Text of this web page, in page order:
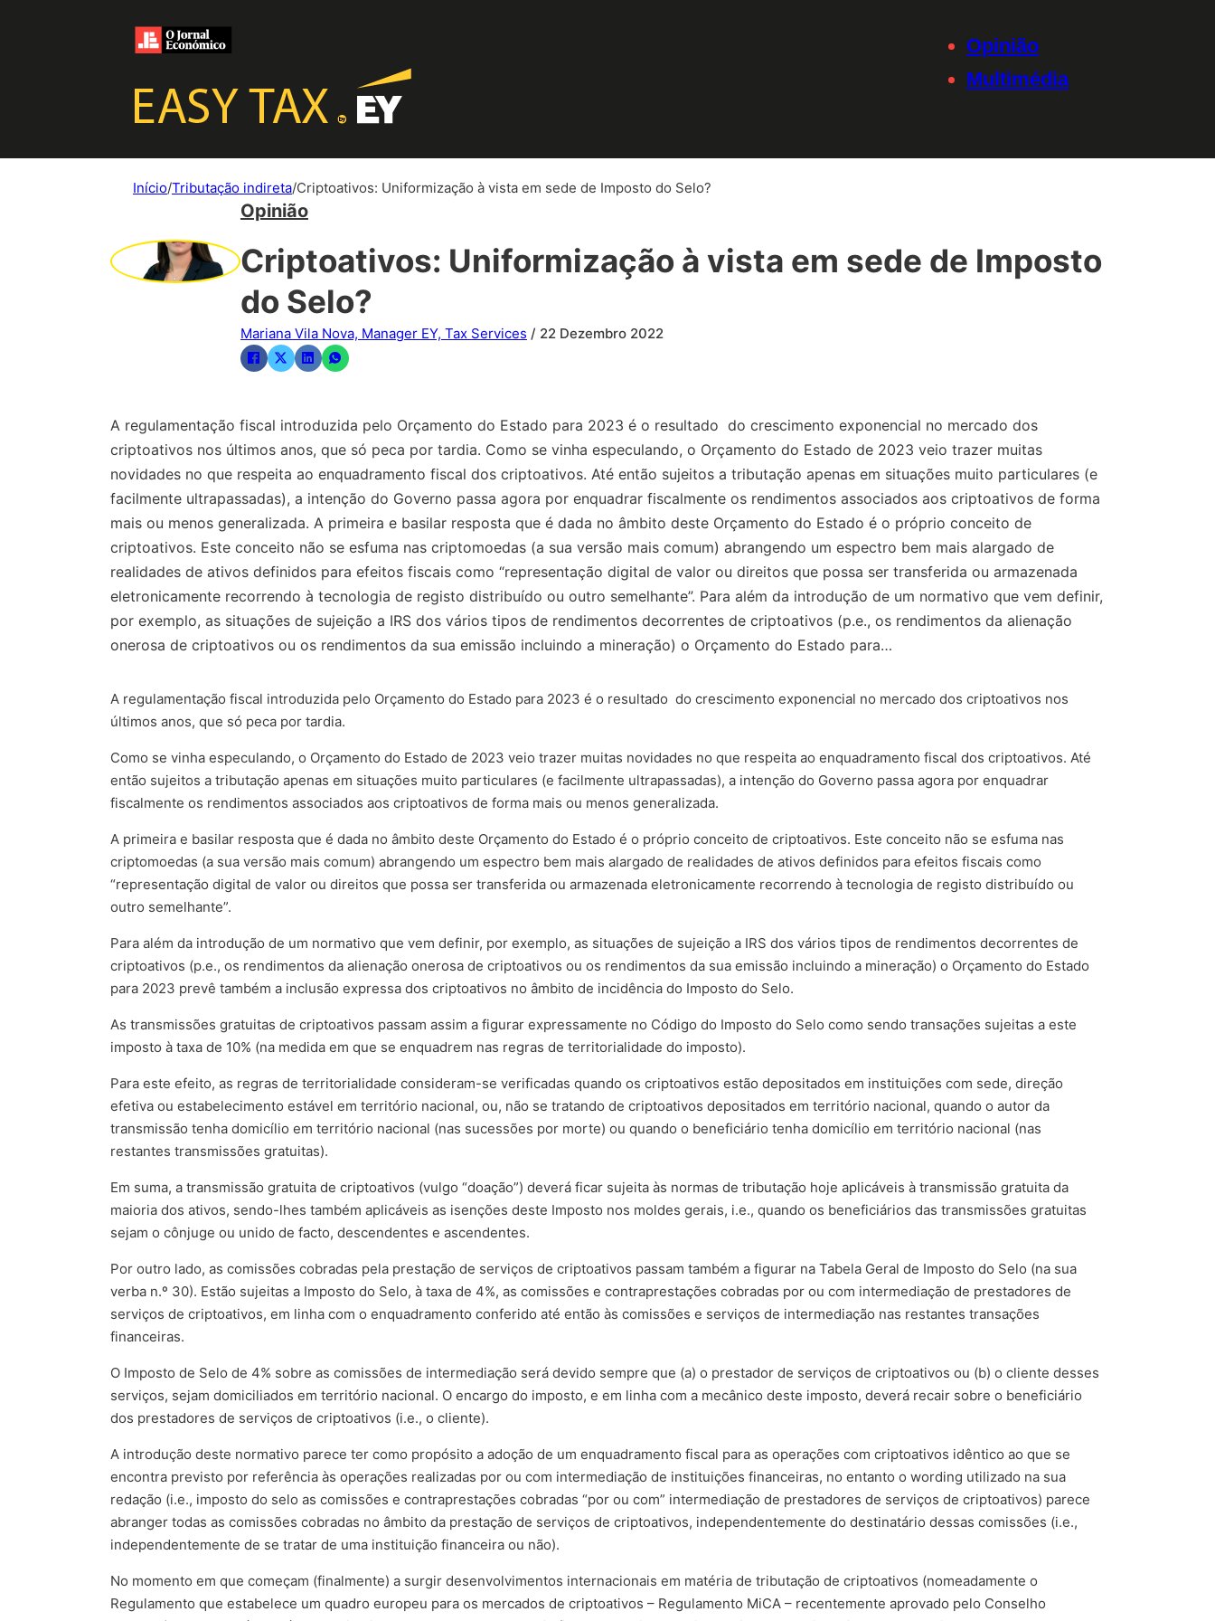
Opinião
Multimédia
Início/Tributação indireta/Criptoativos: Uniformização à vista em sede de Imposto do Selo?
Opinião
Criptoativos: Uniformização à vista em sede de Imposto
do Selo?
Mariana Vila Nova, Manager EY, Tax Services / 22 Dezembro 2022
A regulamentação fiscal introduzida pelo Orçamento do Estado para 2023 é o resultado do crescimento exponencial no mercado dos
criptoativos nos últimos anos, que só peca por tardia. Como se vinha especulando, o Orçamento do Estado de 2023 veio trazer muitas
novidades no que respeita ao enquadramento fiscal dos criptoativos. Até então sujeitos a tributação apenas em situações muito particulares (e
facilmente ultrapassadas), a intenção do Governo passa agora por enquadrar fiscalmente os rendimentos associados aos criptoativos de forma
mais ou menos generalizada. A primeira e basilar resposta que é dada no âmbito deste Orçamento do Estado é o próprio conceito de
criptoativos. Este conceito não se esfuma nas criptomoedas (a sua versão mais comum) abrangendo um espectro bem mais alargado de
realidades de ativos definidos para efeitos fiscais como “representação digital de valor ou direitos que possa ser transferida ou armazenada
eletronicamente recorrendo à tecnologia de registo distribuído ou outro semelhante”. Para além da introdução de um normativo que vem definir,
por exemplo, as situações de sujeição a IRS dos vários tipos de rendimentos decorrentes de criptoativos (p.e., os rendimentos da alienação
onerosa de criptoativos ou os rendimentos da sua emissão incluindo a mineração) o Orçamento do Estado para…
A regulamentação fiscal introduzida pelo Orçamento do Estado para 2023 é o resultado do crescimento exponencial no mercado dos criptoativos nos
últimos anos, que só peca por tardia.
Como se vinha especulando, o Orçamento do Estado de 2023 veio trazer muitas novidades no que respeita ao enquadramento fiscal dos criptoativos. Até
então sujeitos a tributação apenas em situações muito particulares (e facilmente ultrapassadas), a intenção do Governo passa agora por enquadrar
fiscalmente os rendimentos associados aos criptoativos de forma mais ou menos generalizada.
A primeira e basilar resposta que é dada no âmbito deste Orçamento do Estado é o próprio conceito de criptoativos. Este conceito não se esfuma nas
criptomoedas (a sua versão mais comum) abrangendo um espectro bem mais alargado de realidades de ativos definidos para efeitos fiscais como
“representação digital de valor ou direitos que possa ser transferida ou armazenada eletronicamente recorrendo à tecnologia de registo distribuído ou
outro semelhante”.
Para além da introdução de um normativo que vem definir, por exemplo, as situações de sujeição a IRS dos vários tipos de rendimentos decorrentes de
criptoativos (p.e., os rendimentos da alienação onerosa de criptoativos ou os rendimentos da sua emissão incluindo a mineração) o Orçamento do Estado
para 2023 prevê também a inclusão expressa dos criptoativos no âmbito de incidência do Imposto do Selo.
As transmissões gratuitas de criptoativos passam assim a figurar expressamente no Código do Imposto do Selo como sendo transações sujeitas a este
imposto à taxa de 10% (na medida em que se enquadrem nas regras de territorialidade do imposto).
Para este efeito, as regras de territorialidade consideram-se verificadas quando os criptoativos estão depositados em instituições com sede, direção
efetiva ou estabelecimento estável em território nacional, ou, não se tratando de criptoativos depositados em território nacional, quando o autor da
transmissão tenha domicílio em território nacional (nas sucessões por morte) ou quando o beneficiário tenha domicílio em território nacional (nas
restantes transmissões gratuitas).
Em suma, a transmissão gratuita de criptoativos (vulgo “doação”) deverá ficar sujeita às normas de tributação hoje aplicáveis à transmissão gratuita da
maioria dos ativos, sendo-lhes também aplicáveis as isenções deste Imposto nos moldes gerais, i.e., quando os beneficiários das transmissões gratuitas
sejam o cônjuge ou unido de facto, descendentes e ascendentes.
Por outro lado, as comissões cobradas pela prestação de serviços de criptoativos passam também a figurar na Tabela Geral de Imposto do Selo (na sua
verba n.º 30). Estão sujeitas a Imposto do Selo, à taxa de 4%, as comissões e contraprestações cobradas por ou com intermediação de prestadores de
serviços de criptoativos, em linha com o enquadramento conferido até então às comissões e serviços de intermediação nas restantes transações
financeiras.
O Imposto de Selo de 4% sobre as comissões de intermediação será devido sempre que (a) o prestador de serviços de criptoativos ou (b) o cliente desses
serviços, sejam domiciliados em território nacional. O encargo do imposto, e em linha com a mecânico deste imposto, deverá recair sobre o beneficiário
dos prestadores de serviços de criptoativos (i.e., o cliente).
A introdução deste normativo parece ter como propósito a adoção de um enquadramento fiscal para as operações com criptoativos idêntico ao que se
encontra previsto por referência às operações realizadas por ou com intermediação de instituições financeiras, no entanto o wording utilizado na sua
redação (i.e., imposto do selo as comissões e contraprestações cobradas “por ou com” intermediação de prestadores de serviços de criptoativos) parece
abranger todas as comissões cobradas no âmbito da prestação de serviços de criptoativos, independentemente do destinatário dessas comissões (i.e.,
independentemente de se tratar de uma instituição financeira ou não).
No momento em que começam (finalmente) a surgir desenvolvimentos internacionais em matéria de tributação de criptoativos (nomeadamente o
Regulamento que estabelece um quadro europeu para os mercados de criptoativos – Regulamento MiCA – recentemente aprovado pelo Conselho